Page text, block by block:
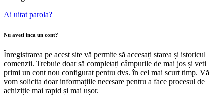
Ai uitat parola?
Nu aveti inca un cont?
Înregistrarea pe acest site vă permite să accesați starea și istoricul
comenzii. Trebuie doar să completați câmpurile de mai jos și veti
primi un cont nou configurat pentru dvs. în cel mai scurt timp. Vă
vom solicita doar informațiile necesare pentru a face procesul de
achiziție mai rapid și mai ușor.